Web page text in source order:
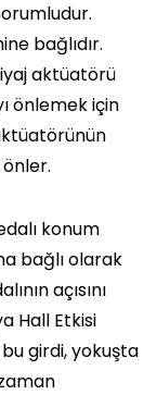
bağlıdır.
aktüatörü
önlemek için
konum
bağlı olarak
açısını
Hall Etkisi
girdi, yokuşta